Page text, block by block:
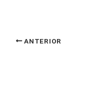
ANTERIOR